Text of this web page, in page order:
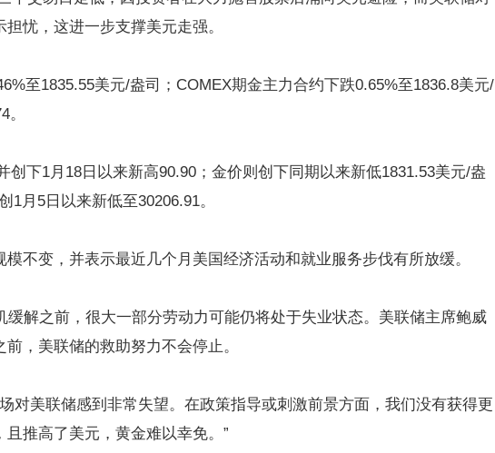
忧，这进一步支撑美元走强。
至1835.55美元/盎司；COMEX期金主力合约下跌0.65%至1836.8美元/
创下1月18日以来新高90.90；金价则创下同期以来新低1831.53美元/盎
月5日以来新低至30206.91。
不变，并表示最近几个月美国经济活动和就业服务步伐有所放缓。
缓解之前，很大一部分劳动力可能仍将处于失业状态。美联储主席鲍威
，美联储的救助努力不会停止。
对美联储感到非常失望。在政策指导或刺激前景方面，我们没有获得更
推高了美元，黄金难以幸免。”